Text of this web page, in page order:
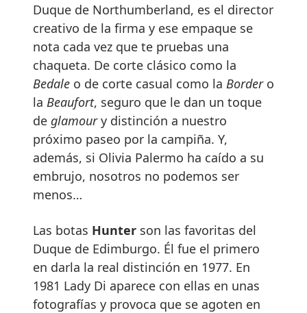
Duque de Northumberland, es el director
creativo de la firma y ese empaque se
nota cada vez que te pruebas una
chaqueta. De corte clásico como la
Bedale o de corte casual como la Bordero
la Beaufort, seguro que le dan un toque
de glamoury distinción a nuestro
próximo paseo por la campiña. Y,
además, si Olivia Palermo ha caído a su
embrujo, nosotros no podemos ser
menos…
Las botas Hunter son las favoritas del
Duque de Edimburgo. Él fue el primero
en darla la real distinción en 1977. En
1981 Lady Di aparece con ellas en unas
fotografías y provoca que se agoten en